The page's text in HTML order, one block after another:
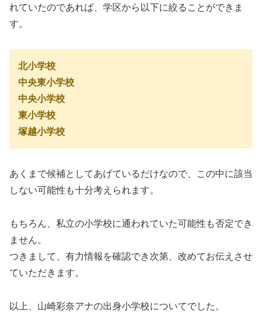
れていたのであれば、学区から以下に絞ることができま
す。
北小学校
中央東小学校
中央小学校
東小学校
塚越小学校
あくまで候補としてあげているだけなので、この中に該当
しない可能性も十分考えられます。
もちろん、私立の小学校に通われていた可能性も否定でき
ません。
つきまして、有力情報を確認でき次第、改めてお伝えさせ
ていただきます。
以上、山崎彩奈アナの出身小学校についてでした。